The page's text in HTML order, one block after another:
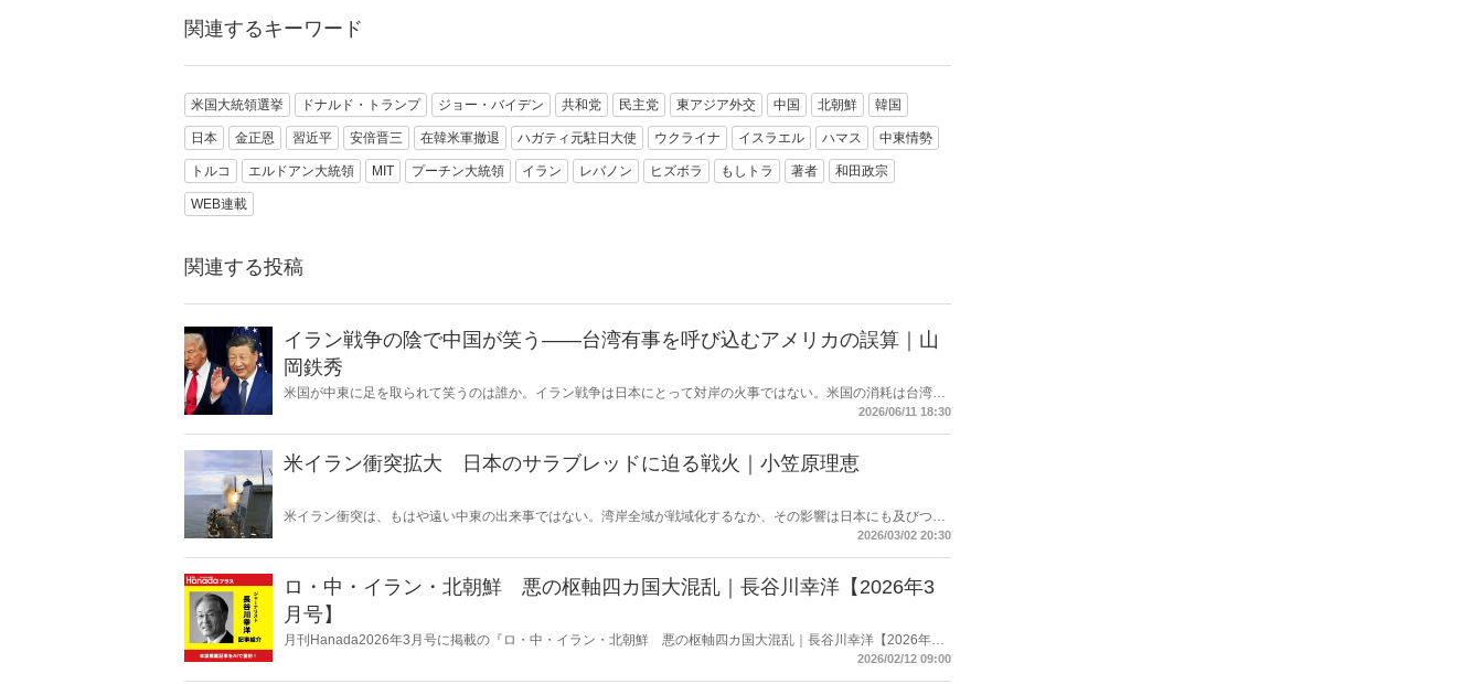
関連するキーワード
米国大統領選挙 ドナルド・トランプ ジョー・バイデン 共和党 民主党 東アジア外交 中国 北朝鮮 韓国
日本 金正恩 習近平 安倍晋三 在韓米軍撤退 ハガティ元駐日大使 ウクライナ イスラエル ハマス 中東情勢
トルコ エルドアン大統領 MIT プーチン大統領 イラン レバノン ヒズボラ もしトラ 著者 和田政宗
WEB連載
関連する投稿
イラン戦争の陰で中国が笑う――台湾有事を呼び込むアメリカの誤算｜山
岡鉄秀
米国が中東に足を取られて笑うのは誰か。イラン戦争は日本にとって対岸の火事ではない。米国の消耗は台湾有
2026/06/11 18:30
米イラン衝突拡大 日本のサラブレッドに迫る戦火｜小笠原理恵
米イラン衝突は、もはや遠い中東の出来事ではない。湾岸全域が戦域化するなか、その影響は日本にも及びつつ
ある。石油備蓄やエネルギー価格の高騰については多く報じられているが、見落とされがちな問題がある。邦人
2026/03/02 20:30
ロ・中・イラン・北朝鮮 悪の枢軸四カ国大混乱｜長谷川幸洋【2026年3
月号】
月刊Hanada2026年3月号に掲載の『ロ・中・イラン・北朝鮮 悪の枢軸四カ国大混乱｜長谷川幸洋【2026年3
2026/02/12 09:00